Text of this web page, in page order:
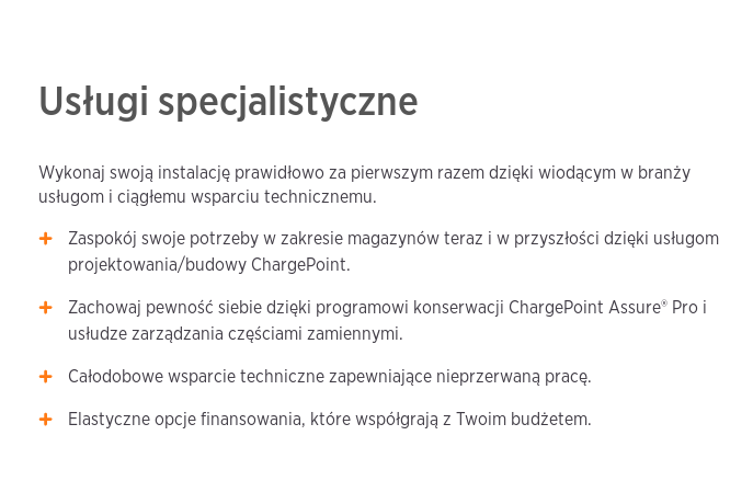
Usługi specjalistyczne
Wykonaj swoją instalację prawidłowo za pierwszym razem dzięki wiodącym w branży
usługom i ciągłemu wsparciu technicznemu.
Zaspokój swoje potrzeby w zakresie magazynów teraz i w przyszłości dzięki usługom
projektowania/budowy ChargePoint.
Zachowaj pewność siebie dzięki programowi konserwacji ChargePoint Assure® Pro i
usłudze zarządzania częściami zamiennymi.
Całodobowe wsparcie techniczne zapewniające nieprzerwaną pracę.
Elastyczne opcje finansowania, które współgrają z Twoim budżetem.